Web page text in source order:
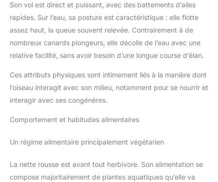
Son vol est direct et puissant, avec des battements d’ailes
rapides. Sur l’eau, sa posture est caractéristique : elle flotte
assez haut, la queue souvent relevée. Contrairement à de
nombreux canards plongeurs, elle décolle de l’eau avec une
relative facilité, sans avoir besoin d’une longue course d’élan.
Ces attributs physiques sont intimement liés à la manière dont
l’oiseau interagit avec son milieu, notamment pour se nourrir et
interagir avec ses congénères.
Comportement et habitudes alimentaires
Un régime alimentaire principalement végétarien
La nette rousse est avant tout herbivore. Son alimentation se
compose majoritairement de plantes aquatiques qu’elle va